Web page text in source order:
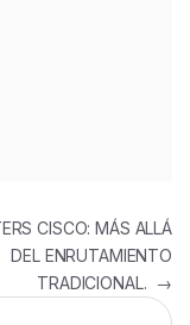
CISCO: MÁS ALLÁ
DEL ENRUTAMIENTO
TRADICIONAL. →